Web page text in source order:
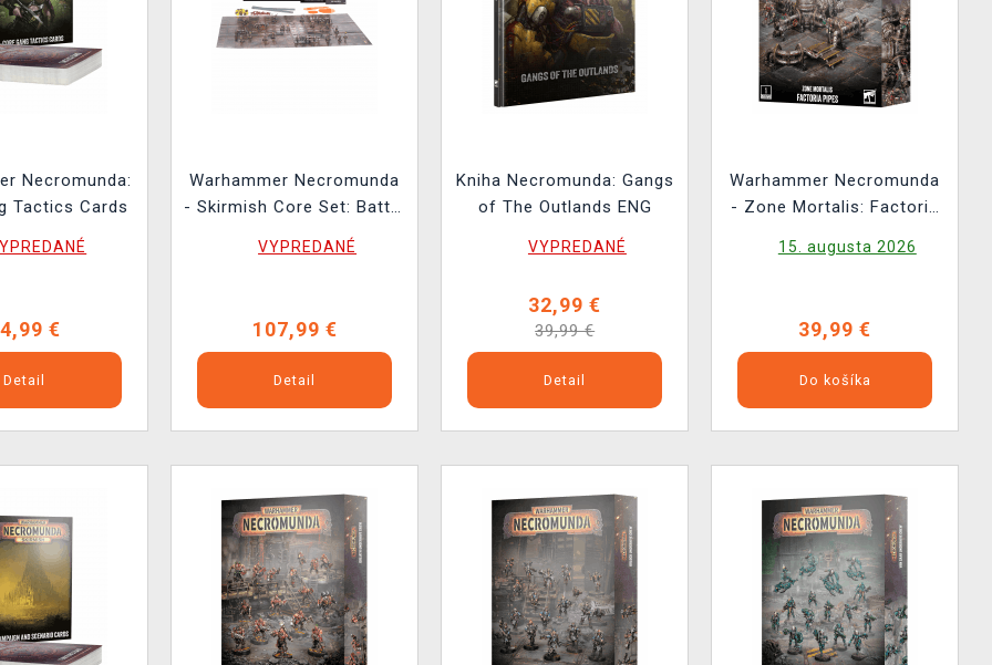
Necromunda:
Tactics Cards
€
Detail
Warhammer Necromunda
- Skirmish Core Set: Battle
for Survival in The
Nightmare Undercity
VYPREDANÉ
107,99 €
Detail
Kniha Necromunda: Gangs
of The Outlands ENG
VYPREDANÉ
32,99 €
39,99 €
Detail
Warhammer Necromunda
- Zone Mortalis: Factoria
15. augusta 2026
39,99 €
Do košíka